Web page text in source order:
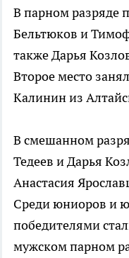
В парном разряде
Бельтюков и
также Дарья
Второе место
Калинин из
В смешанном
Тедеев и Дарья
Анастасия
Среди юниоров и
победителями
мужском парном